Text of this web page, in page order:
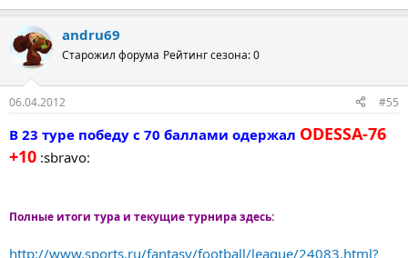
andru69
Старожил форума Рейтинг сезона: 0
06.04.2012 #55
В 23 туре победу с 70 баллами одержал ODESSA-76
+10 :sbravo:
Полные итоги тура и текущие турнира здесь:
http://www.sports.ru/fantasy/football/league/24083.html?